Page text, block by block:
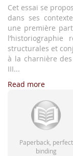
images
gallery
Cet essai se
dans ses
une première
structurales et
à la charnière
III...
Read more
Paperback, perfect
binding